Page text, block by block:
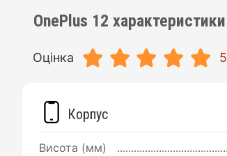
OnePlus 12 характеристики
Оцінка 5
Корпус
Висота (мм)